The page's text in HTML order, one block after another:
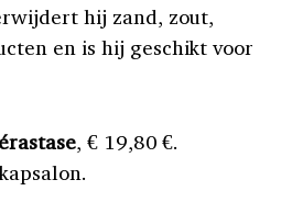
hij zand, zout,
en is hij geschikt voor
, € 19,80 €.